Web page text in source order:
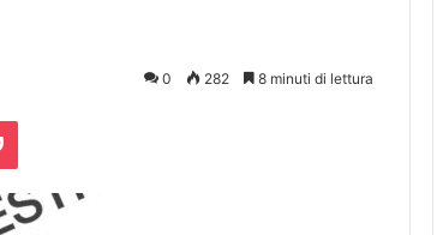
0 282 8 minuti di lettura